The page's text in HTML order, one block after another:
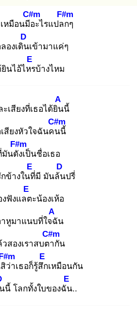
หมือนมีอ
C#m
ะไรแปลก
F#m
ๆ
ลองเดิน
D
เข้ามาแค่ๆ
นไอ้ไหร
E
บ้างไหม
ะเสียงที่เธอได้ยิน
A
นี้
สียงหัวใจฉันคน
C#m
นี้
มันดัง
F#m
เป็นชื่อเธอ
ข้างในที่
E
มี มันล้น
D
ปรี่
งฟังแลต
E
ะน้องเห้อ
าหูมาแนบที่ใจฉั
A
น
สองเราสบตา
C#m
กัน
ว่าเธอก็รู้สึก
E
เหมือนกัน
นี้ โลกทั้งใบของฉัน
E
..